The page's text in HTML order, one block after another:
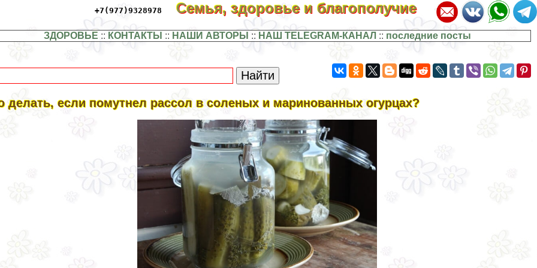
+7(977)9328978 Семья, здоровье и благополучие
ЗДОРОВЬЕ :: КОНТАКТЫ :: НАШИ АВТОРЫ :: НАШ TELEGRAM-КАНАЛ :: последние посты
делать, если помутнел рассол в соленых и маринованных огурцах?